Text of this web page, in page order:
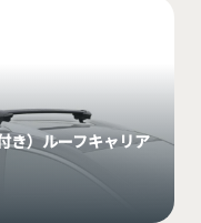
き）ルーフキャリア